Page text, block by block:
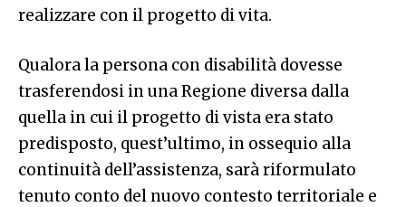
realizzare con il progetto di vita.
Qualora la persona con disabilità dovesse
trasferendosi in una Regione diversa dalla
quella in cui il progetto di vista era stato
predisposto, quest’ultimo, in ossequio alla
continuità dell’assistenza, sarà riformulato
tenuto conto del nuovo contesto territoriale e